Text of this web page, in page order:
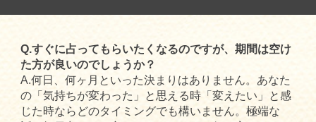
Q.すぐに占ってもらいたくなるのですが、期間は空け
た方が良いのでしょうか？
A.何日、何ヶ月といった決まりはありません。あなた
の「気持ちが変わった」と思える時「変えたい」と感
じた時ならどのタイミングでも構いません。極端な